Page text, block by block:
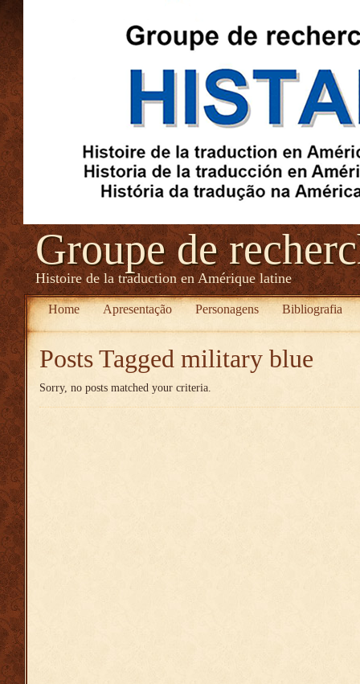
Groupe de
Histoire de la traduction en Amérique latine
Home Apresentação Personagens Bibliografia
Posts Tagged military blue
Sorry, no posts matched your criteria.